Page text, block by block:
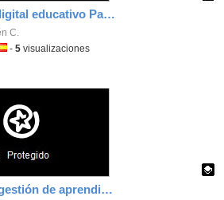
Contenido digital educativo Past simple
C.
-5 visualizaciones
Sistema de gestión de aprendizaje